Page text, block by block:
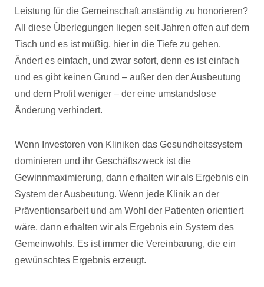
Leistung für die Gemeinschaft anständig zu honorieren?
All diese Überlegungen liegen seit Jahren offen auf dem
Tisch und es ist müßig, hier in die Tiefe zu gehen.
Ändert es einfach, und zwar sofort, denn es ist einfach
und es gibt keinen Grund – außer den der Ausbeutung
und dem Profit weniger – der eine umstandslose
Änderung verhindert.
Wenn Investoren von Kliniken das Gesundheitssystem
dominieren und ihr Geschäftszweck ist die
Gewinnmaximierung, dann erhalten wir als Ergebnis ein
System der Ausbeutung. Wenn jede Klinik an der
Präventionsarbeit und am Wohl der Patienten orientiert
wäre, dann erhalten wir als Ergebnis ein System des
Gemeinwohls. Es ist immer die Vereinbarung, die ein
gewünschtes Ergebnis erzeugt.